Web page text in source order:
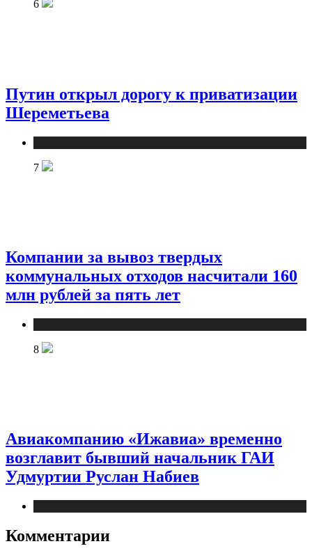
6
Путин открыл дорогу к приватизации
Шереметьева
7
Компании за вывоз твердых
коммунальных отходов насчитали 160
млн рублей за пять лет
8
Авиакомпанию «Ижавиа» временно
возглавит бывший начальник ГАИ
Удмуртии Руслан Набиев
Комментарии